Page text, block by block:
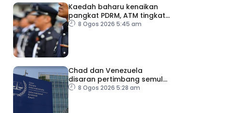
Kaedah baharu kenaikan
pangkat PDRM, ATM tingkat
profesionalisme, perkukuh
8 Ogos 2026 5:45 am
Chad dan Venezuela
disaran pertimbang semula
keputusan tarik diri
8 Ogos 2026 5:28 am